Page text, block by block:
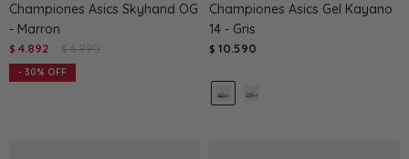
Championes Asics Skyhand OG
- Marron
$ 4.892 $ 6.990
30
Championes Asics Gel Kayano
14 - Gris
$ 10.590